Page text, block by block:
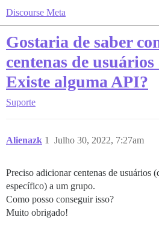
Discourse Meta
Gostaria de saber
centenas de
Existe alguma API?
Suporte
Alienazk Julho 30, 2022, 7:27am
1
Preciso adicionar centenas de usuários
específico) a um grupo.
Como posso conseguir isso?
Muito obrigado!